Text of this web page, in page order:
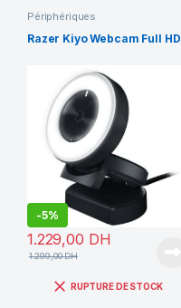
Périphériques
Razer Kiyo Webcam Full HD
-5%
1.229,00 DH
1.299,00DH
RUPTURE DE STOCK